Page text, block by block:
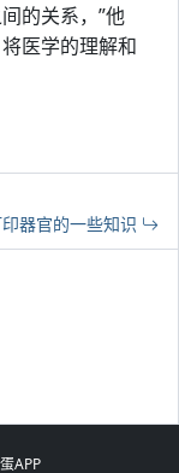
的关系，”他
医学的理解和
器官的一些知识
APP